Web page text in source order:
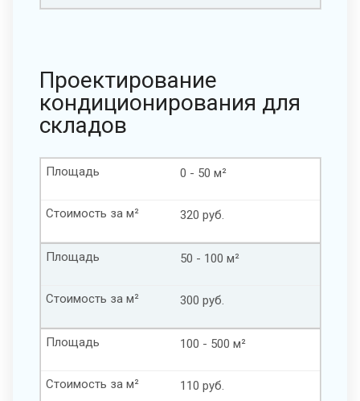
Проектирование
кондиционирования для
складов
0 - 50 м²
Площадь
320 руб.
Стоимость за м²
50 - 100 м²
Площадь
300 руб.
Стоимость за м²
100 - 500 м²
Площадь
110 руб.
Стоимость за м²